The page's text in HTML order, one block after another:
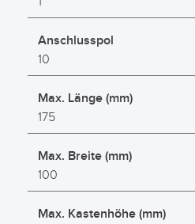
Anschlusspol
10
Max. Länge (mm)
175
Max. Breite (mm)
100
Max. Kastenhöhe (mm)